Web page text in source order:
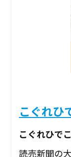
こぐれひ
こぐれひで
読売新聞の